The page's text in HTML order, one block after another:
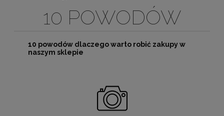
10 POWODÓW
10 powodów dlaczego warto robić zakupy w
naszym sklepie